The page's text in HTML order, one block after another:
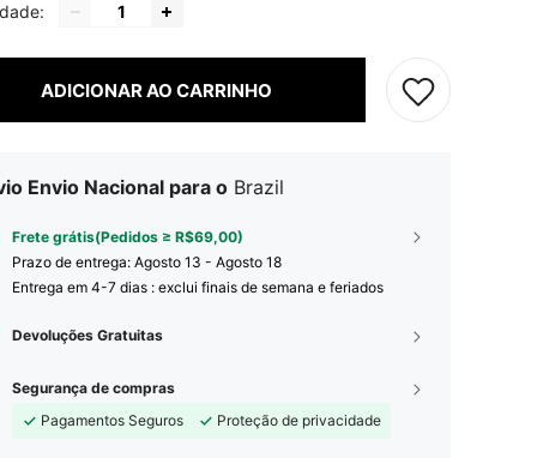
ADICIONAR AO CARRINHO
Envio Nacional para o Brazil
Frete grátis(Pedidos ≥ R$69,00)
Prazo de entrega: Agosto 13 - Agosto 18
Entrega em 4-7 dias : exclui finais de semana e feriados
Devoluções Gratuitas
Segurança de compras
Pagamentos Seguros
Proteção de privacidade